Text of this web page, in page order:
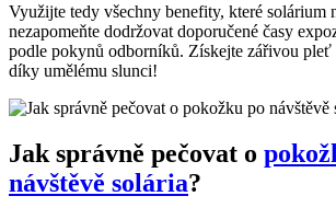
Využijte tedy všechny benefity,⁣ které solárium
nezapomeňte dodržovat doporučené časy‍
podle pokynů odborníků. Získejte zářivou pleť
díky umělému slunci!
Jak správně pečovat​ o
návštěvě solária?